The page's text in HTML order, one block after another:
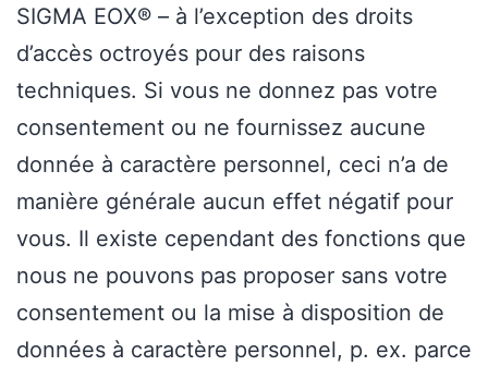
SIGMA EOX® – à l’exception des droits
d’accès octroyés pour des raisons
techniques. Si vous ne donnez pas votre
consentement ou ne fournissez aucune
donnée à caractère personnel, ceci n’a de
manière générale aucun effet négatif pour
vous. Il existe cependant des fonctions que
nous ne pouvons pas proposer sans votre
consentement ou la mise à disposition de
données à caractère personnel, p. ex. parce